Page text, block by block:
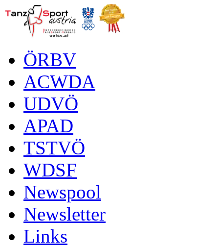
ÖRBV
ACWDA
UDVÖ
APAD
TSTVÖ
WDSF
Newspool
Newsletter
Links